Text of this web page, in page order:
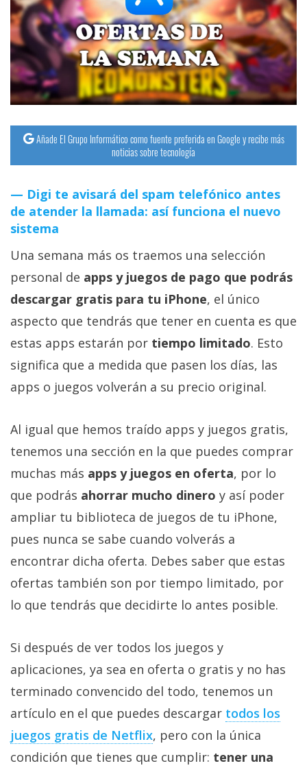
Operadores
Trucos
y
Tutoriales
Ciberseguridad
Sistemas
operativos
Profesional
+
Más
temas
Sorteos
Contacto
/
nosotros
/
Publicidad
/
opciones
de
/
Aviso
Legal
El medio de
comunicación
digital donde
encontrarás
Añade El Grupo Informático como fuente preferida en Google y recibe más
noticias sobre tecnología
Digi te avisará del spam telefónico antes
de atender la llamada: así funciona el nuevo
sistema
Una semana más os traemos una selección
personal de apps y juegos de pago que podrás
descargar gratis para tu iPhone, el único
aspecto que tendrás que tener en cuenta es que
estas apps estarán por tiempo limitado. Esto
significa que a medida que pasen los días, las
apps o juegos volverán a su precio original.
Al igual que hemos traído apps y juegos gratis,
tenemos una sección en la que puedes comprar
muchas más apps y juegos en oferta, por lo
que podrás ahorrar mucho dinero y así poder
ampliar tu biblioteca de juegos de tu iPhone,
pues nunca se sabe cuando volverás a
encontrar dicha oferta. Debes saber que estas
ofertas también son por tiempo limitado, por
lo que tendrás que decidirte lo antes posible.
Si después de ver todos los juegos y
aplicaciones, ya sea en oferta o gratis y no has
terminado convencido del todo, tenemos un
artículo en el que puedes descargar todos los
juegos gratis de Netflix, pero con la única
condición que tienes que cumplir: tener una